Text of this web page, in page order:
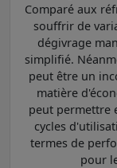
Comparé aux
souffrir de
dégivrage
simplifié.
peut être un
matière
peut permettre
cycles
termes de
pour